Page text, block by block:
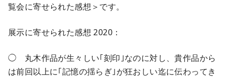
覧会に寄せられた感想＞です。
展示に寄せられた感想 2020：
◯ 丸木作品が生々しい｢刻印｣なのに対し、貴作品から
は前回以上に｢記憶の揺らぎ｣が狂おしい迄に伝わってき